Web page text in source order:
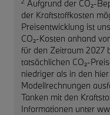
Aufgrund der CO₂-
der Kraftstoffkosten
Preisentwicklung ist
CO₂-Kosten anhand
für den Zeitraum 2027
tatsächlichen CO₂-
niedriger als in den
Modellrechnungen
Tanken mit den
Informationen unter